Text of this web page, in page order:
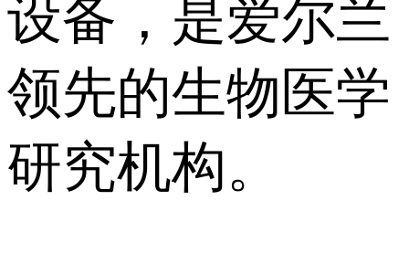
设备，是爱尔兰
领先的生物医学
研究机构。